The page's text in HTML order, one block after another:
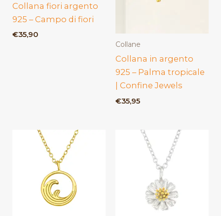
Collana fiori argento
925 – Campo di fiori
€35,90
Collane
Collana in argento
925 – Palma tropicale
| Confine Jewels
€35,95